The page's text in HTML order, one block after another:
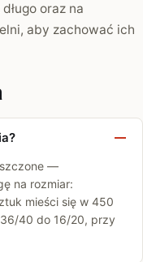
oraz na
aby zachować ich
—
na rozmiar:
mieści się w 450
40 do 16/20, przy